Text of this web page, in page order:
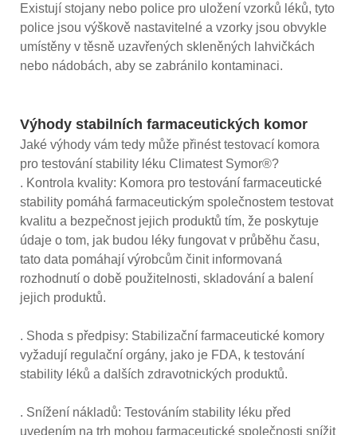
Existují stojany nebo police pro uložení vzorků léků, tyto
police jsou výškově nastavitelné a vzorky jsou obvykle
umístěny v těsně uzavřených skleněných lahvičkách
nebo nádobách, aby se zabránilo kontaminaci.
Výhody stabilních farmaceutických komor
Jaké výhody vám tedy může přinést testovací komora
pro testování stability léku Climatest Symor®?
. Kontrola kvality: Komora pro testování farmaceutické
stability pomáhá farmaceutickým společnostem testovat
kvalitu a bezpečnost jejich produktů tím, že poskytuje
údaje o tom, jak budou léky fungovat v průběhu času,
tato data pomáhají výrobcům činit informovaná
rozhodnutí o době použitelnosti, skladování a balení
jejich produktů.
. Shoda s předpisy: Stabilizační farmaceutické komory
vyžadují regulační orgány, jako je FDA, k testování
stability léků a dalších zdravotnických produktů.
. Snížení nákladů: Testováním stability léku před
uvedením na trh mohou farmaceutické společnosti snížit